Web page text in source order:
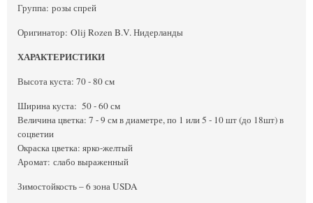
Группа: розы спрей
Оригинатор: Olij Rozen B.V. Нидерланды
ХАРАКТЕРИСТИКИ
Высота куста: 70 - 80 см
Ширина куста: 50 - 60 см
Величина цветка: 7 - 9 см в диаметре, по 1 или 5 - 10 шт (до 18шт) в
соцветии
Окраска цветка: ярко-желтый
Аромат: слабо выраженный
Зимостойкость – 6 зона USDA